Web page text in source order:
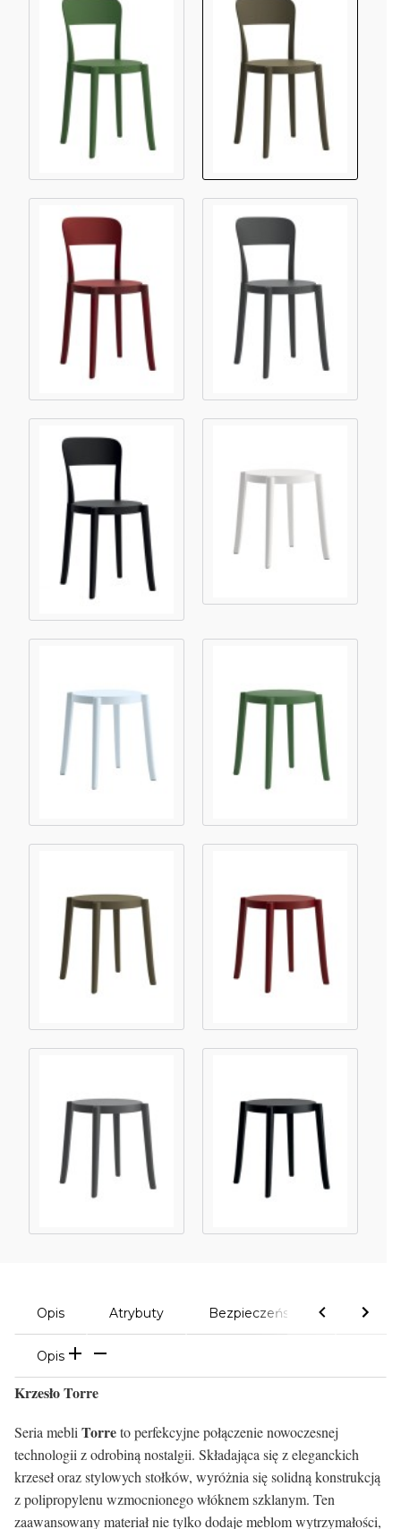
Opis Atrybuty Bezpieczeństwo
Opis
Krzesło Torre
Seria mebli Torreto perfekcyjne połączenie nowoczesnej
technologii z odrobiną nostalgii. Składająca się z eleganckich
krzeseł oraz stylowych stołków, wyróżnia się solidną konstrukcją
z polipropylenu wzmocnionego włóknem szklanym. Ten
zaawansowany materiał nie tylko dodaje meblom wytrzymałości,